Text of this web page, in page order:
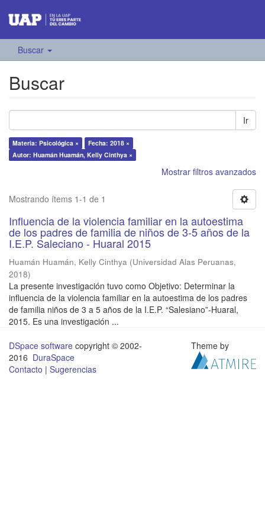
Buscar
Buscar
Ir
Materia: Psicológica ×
Fecha: 2018 ×
Autor: Huamán Huamán, Kelly Cinthya ×
Mostrar filtros avanzados
Mostrando ítems 1-1 de 1
Influencia de la violencia familiar en la autoestima
de los padres de familia de niños de 3-5 años de la
I.E.P. Saleciano - Huaral 2015
Huamán Huamán, Kelly Cinthya (Universidad Alas Peruanas,
2018)
La presente investigación tuvo como Objetivo: Determinar la
influencia de la violencia familiar en la autoestima de los padres
de familia niños de 3 a 5 años de la I.E.P. “Salesiano”-Huaral,
2015. Es una investigación ...
DSpace software copyright © 2002-
2016 DuraSpace
Contacto | Sugerencias
Theme by